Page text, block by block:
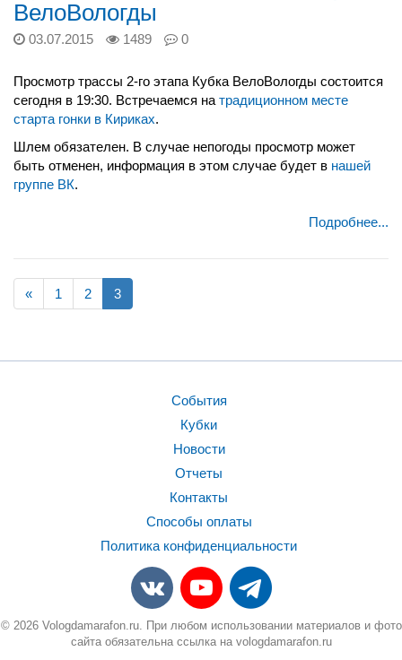
ВелоВологды
03.07.2015 1489 0
Просмотр трассы 2-го этапа Кубка ВелоВологды состоится
сегодня в 19:30. Встречаемся на традиционном месте
старта гонки в Кириках.
Шлем обязателен. В случае непогоды просмотр может
быть отменен, информация в этом случае будет в нашей
группе ВК.
Подробнее...
« 1 2 3
События
Кубки
Новости
Отчеты
Контакты
Способы оплаты
Политика конфиденциальности
© 2026 Vologdamarafon.ru. При любом использовании материалов и фото
сайта обязательна ссылка на vologdamarafon.ru